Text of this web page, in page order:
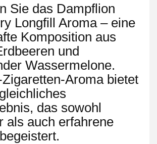
Sie das Dampflion
Longfill Aroma – eine
Komposition aus
und
Wassermelone.
Aroma bietet
das sowohl
als auch erfahrene